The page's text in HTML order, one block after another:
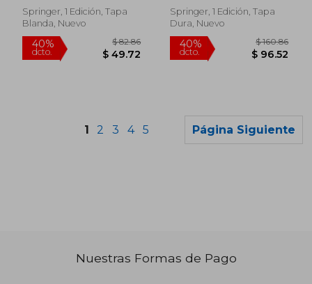
$ 295.86 40%
Springer, 1 Edición, Tapa
Blanda, Nuevo
(en Inglés)
Springer, 1 Edición, Tapa
Dura, Nuevo
1 2 3 4 5 Página Siguiente
Nuestras Formas de Pago